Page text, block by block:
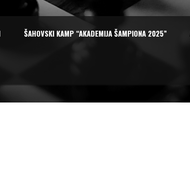
ŠAHOVSKI KAMP “AKADEMIJA ŠAMPIONA 2025”